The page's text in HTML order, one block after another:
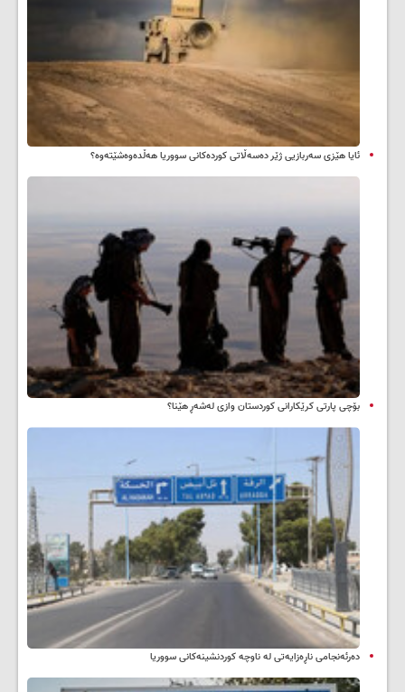
ئایا هێزی سەربازیی ژێر دەسەڵاتی کوردەکانی سووریا هەڵدەوەشێتەوە؟
بۆچی پارتی کرێکارانی کوردستان وازی لەشەڕ هێنا؟
دەرئەنجامی ناڕەزایەتی لە ناوچە کوردنشینەکانی سووریا